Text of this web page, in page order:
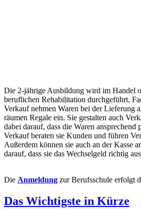
Die 2-jährige Ausbildung wird im Handel
beruflichen Rehabilitation durchgeführt.
Verkauf nehmen Waren bei der Lieferung
räumen Regale ein. Sie gestalten auch
dabei darauf, dass die Waren ansprechend
Verkauf beraten sie Kunden und führen
Außerdem können sie auch an der Kasse
darauf, dass sie das Wechselgeld richtig
Die Anmeldung zur Berufsschule erfolgt
Das Wichtigste in Kürze